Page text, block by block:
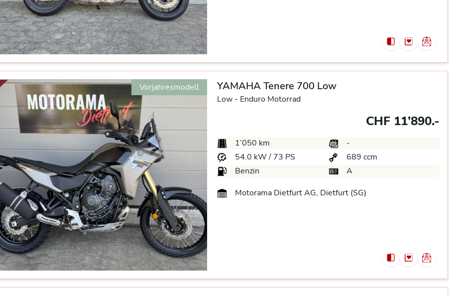
Vorjahresmodell YAMAHA Tenere 700 Low
Low - Enduro Motorrad
CHF 11’890.-
1’050 km
-
54.0 kW / 73 PS
689 ccm
Benzin
A
Motorama Dietfurt AG, Dietfurt (SG)